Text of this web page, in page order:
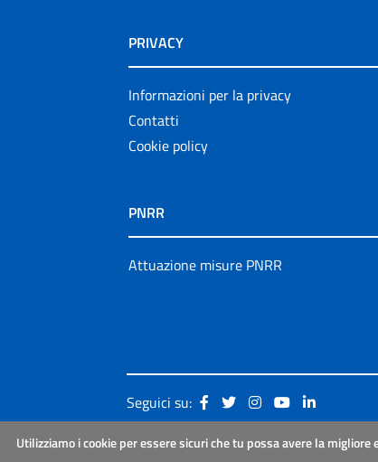
PRIVACY
Informazioni per la privacy
Contatti
Cookie policy
PNRR
Attuazione misure PNRR
Seguici su:
Utilizziamo i cookie per essere sicuri che tu possa avere la